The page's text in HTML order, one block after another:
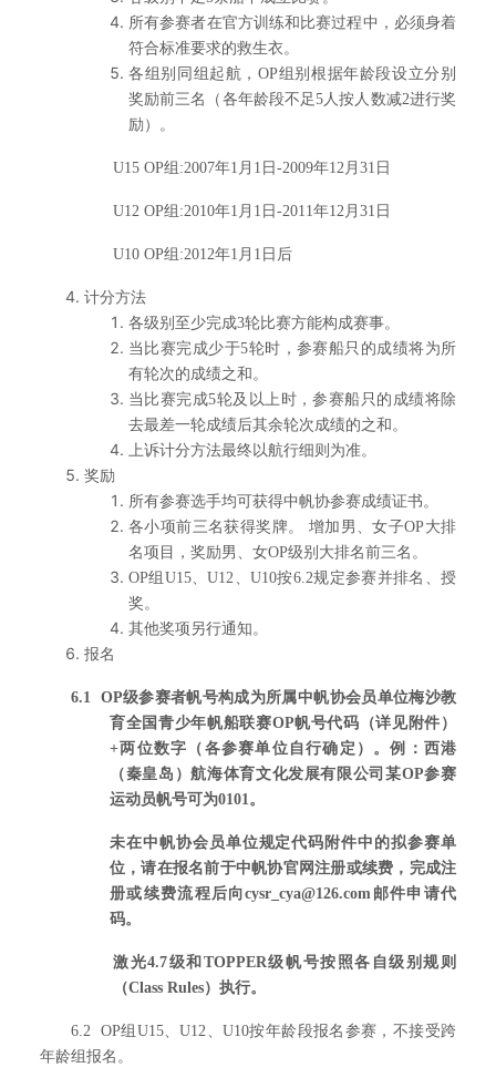
所有参赛者在官方训练和比赛过程中，必须身着
符合标准要求的救生衣。
各组别同组起航，OP组别根据年龄段设立分别
奖励前三名（各年龄段不足5人按人数减2进行奖
励）。
U15 OP组:2007年1月1日-2009年12月31日
U12 OP组:2010年1月1日-2011年12月31日
U10 OP组:2012年1月1日后
计分方法
各级别至少完成3轮比赛方能构成赛事。
当比赛完成少于5轮时，参赛船只的成绩将为所
有轮次的成绩之和。
当比赛完成5轮及以上时，参赛船只的成绩将除
去最差一轮成绩后其余轮次成绩的之和。
上诉计分方法最终以航行细则为准。
奖励
所有参赛选手均可获得中帆协参赛成绩证书。
各小项前三名获得奖牌。 增加男、女子OP大排
名项目，奖励男、女OP级别大排名前三名。
OP组U15、U12、U10按6.2规定参赛并排名、授
奖。
其他奖项另行通知。
报名
6.1 OP级参赛者帆号构成为所属中帆协会员单位梅沙教
育全国青少年帆船联赛OP帆号代码（详见附件）
+两位数字（各参赛单位自行确定）。例：西港
（秦皇岛）航海体育文化发展有限公司某OP参赛
运动员帆号可为0101。
未在中帆协会员单位规定代码附件中的拟参赛单
位，请在报名前于中帆协官网注册或续费，完成注
册或续费流程后向cysr_cya@126.com邮件申请代
码。
激光4.7级和TOPPER级帆号按照各自级别规则
（Class Rules）执行。
6.2 OP组U15、U12、U10按年龄段报名参赛，不接受跨
年龄组报名。